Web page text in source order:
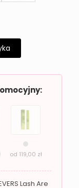
od 119,00 zł
Lash Are